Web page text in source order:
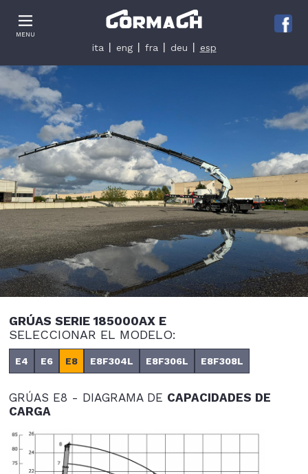
MENU
ita eng fra deu esp
GRÚAS SERIE 185000AX E
SELECCIONAR EL MODELO:
E4 E6 E8 E8F304L E8F306L E8F308L
GRÚAS E8 - DIAGRAMA DE CAPACIDADES DE
CARGA
Informativa sulla raccolta
Le tue preferenze relative alla privacy